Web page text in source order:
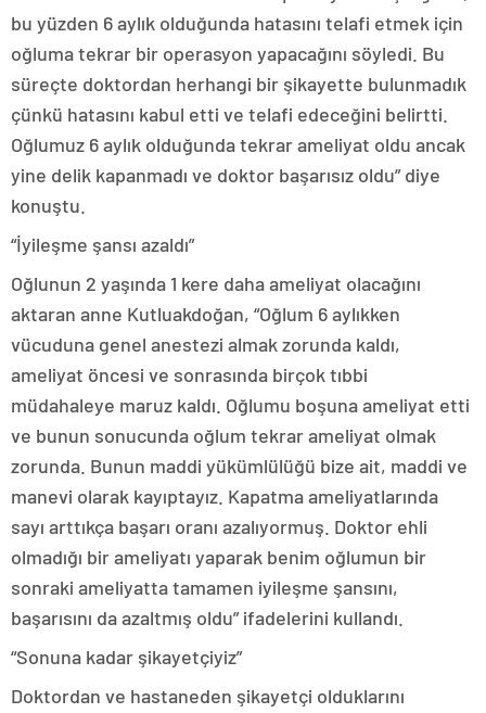
bu yüzden 6 aylık olduğunda hatasını telafi etmek için
oğluma tekrar bir operasyon yapacağını söyledi. Bu
süreçte doktordan herhangi bir şikayette bulunmadık
çünkü hatasını kabul etti ve telafi edeceğini belirtti.
Oğlumuz 6 aylık olduğunda tekrar ameliyat oldu ancak
yine delik kapanmadı ve doktor başarısız oldu” diye
konuştu.
“İyileşme şansı azaldı”
Oğlunun 2 yaşında 1 kere daha ameliyat olacağını
aktaran anne Kutluakdoğan, “Oğlum 6 aylıkken
vücuduna genel anestezi almak zorunda kaldı,
ameliyat öncesi ve sonrasında birçok tıbbi
müdahaleye maruz kaldı. Oğlumu boşuna ameliyat etti
ve bunun sonucunda oğlum tekrar ameliyat olmak
zorunda. Bunun maddi yükümlülüğü bize ait, maddi ve
manevi olarak kayıptayız. Kapatma ameliyatlarında
sayı arttıkça başarı oranı azalıyormuş. Doktor ehli
olmadığı bir ameliyatı yaparak benim oğlumun bir
sonraki ameliyatta tamamen iyileşme şansını,
başarısını da azaltmış oldu” ifadelerini kullandı.
“Sonuna kadar şikayetçiyiz”
Doktordan ve hastaneden şikayetçi olduklarını